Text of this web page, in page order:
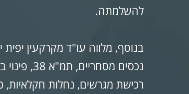
להשלמתה.
בנוסף, מלווה עו"ד מקרקעין
נכסים
רכישת מגרשים, נחלות חקלאיות,